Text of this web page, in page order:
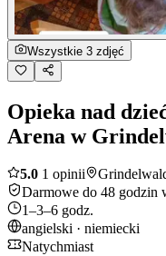
Wszystkie 3 zdjęć
Opieka nad
Arena w
5.0 1 opinii
Darmowe do 48 godzin
1–3–6 godz.
angielski · niemiecki
Natychmiast